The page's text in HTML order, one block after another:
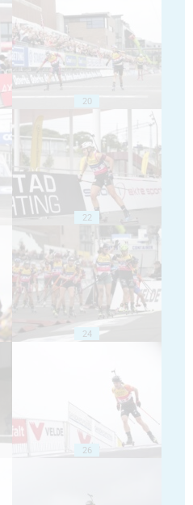
20
22
24
26